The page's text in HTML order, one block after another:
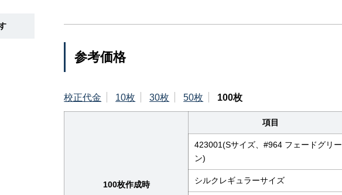
参考価格
校正代金 10枚 30枚 50枚 100枚
100枚作成時
項目
423001(Sサイズ、#964 フェードグリー
ン)
シルクレギュラーサイズ